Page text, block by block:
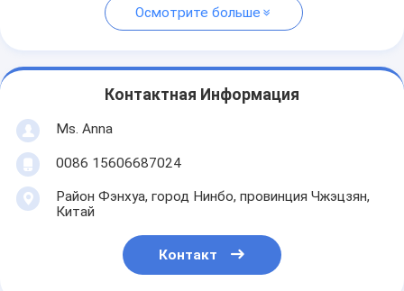
Осмотрите больше
Контактная Информация
Ms. Anna
0086 15606687024
Район Фэнхуа, город Нинбо, провинция Чжэцзян,
Китай
Контакт